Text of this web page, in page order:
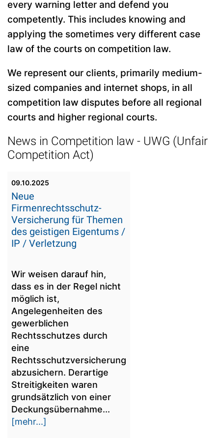
every warning letter and defend you
competently. This includes knowing and
applying the sometimes very different case
law of the courts on competition law.
We represent our clients, primarily medium-
sized companies and internet shops, in all
competition law disputes before all regional
courts and higher regional courts.
News in Competition law - UWG (Unfair
Competition Act)
09.10.2025
Neue
Firmenrechtsschutz-
Versicherung für Themen
des geistigen Eigentums /
IP / Verletzung
Wir weisen darauf hin,
dass es in der Regel nicht
möglich ist,
Angelegenheiten des
gewerblichen
Rechtsschutzes durch
eine
Rechtsschutzversicherung
abzusichern. Derartige
Streitigkeiten waren
grundsätzlich von einer
Deckungsübernahme...
[mehr...]